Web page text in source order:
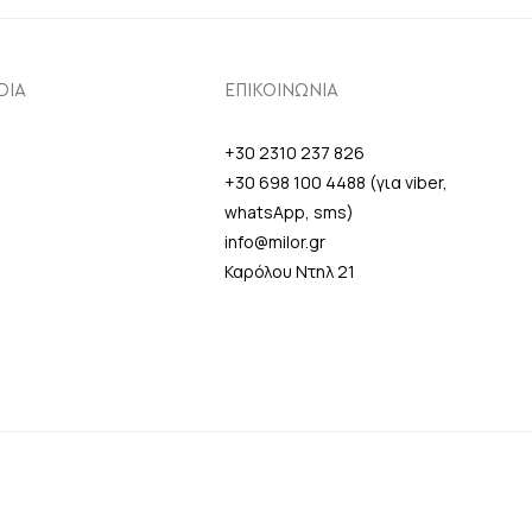
ΕΠΙΚΟΙΝΩΝΙΑ
+30 2310 237 826
+30 698 100 4488 (για viber,
whatsApp, sms)
info@milor.gr
Καρόλου Ντηλ 21